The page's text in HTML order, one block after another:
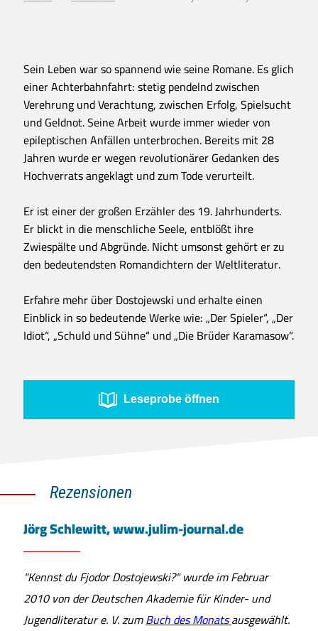
Sein Leben war so spannend wie seine Romane. Es glich
einer Achterbahnfahrt: stetig pendelnd zwischen
Verehrung und Verachtung, zwischen Erfolg, Spielsucht
und Geldnot. Seine Arbeit wurde immer wieder von
epileptischen Anfällen unterbrochen. Bereits mit 28
Jahren wurde er wegen revolutionärer Gedanken des
Hochverrats angeklagt und zum Tode verurteilt.
Er ist einer der großen Erzähler des 19. Jahrhunderts.
Er blickt in die menschliche Seele, entblößt ihre
Zwiespälte und Abgründe. Nicht umsonst gehört er zu
den bedeutendsten Romandichtern der Weltliteratur.
Erfahre mehr über Dostojewski und erhalte einen
Einblick in so bedeutende Werke wie: „Der Spieler“, „Der
Idiot“, „Schuld und Sühne“ und „Die Brüder Karamasow“.
Leseprobe öffnen
Rezensionen
Jörg Schlewitt, www.julim-journal.de
"Kennst du Fjodor Dostojewski?" wurde im Februar
2010 von der Deutschen Akademie für Kinder- und
Jugendliteratur e. V. zumBuch des Monatsausgewählt.